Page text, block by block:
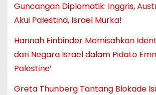
Guncangan Diplomatik: Inggris,
Akui Palestina, Israel Murka!
Hannah Einbinder Memisahkan
dari Negara Israel dalam Pidato
Palestine’
Greta Thunberg Tantang Blokade